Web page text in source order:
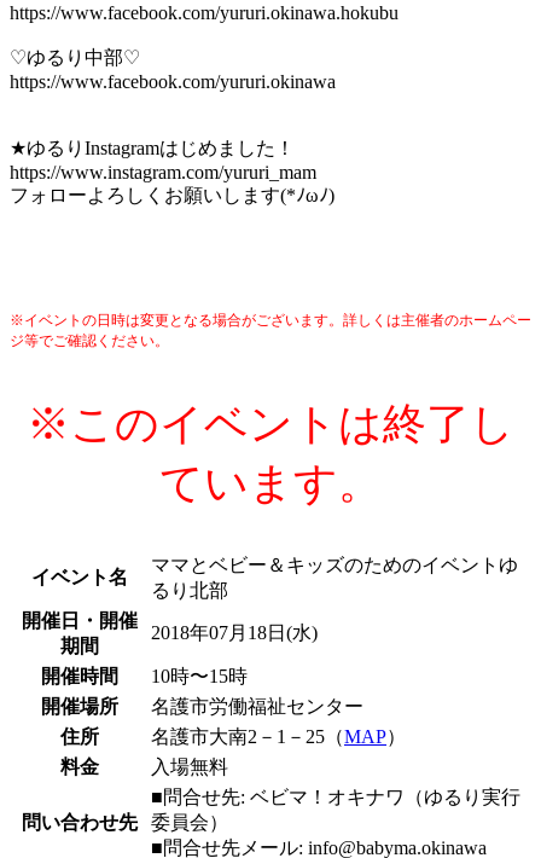
https://www.facebook.com/yururi.okinawa.hokubu
♡ゆるり中部♡
https://www.facebook.com/yururi.okinawa
★ゆるり Instagramはじめました！
https://www.instagram.com/yururi_mam
フォローよろしくお願いします(*ﾉωﾉ)
※イベントの日時は変更となる場合がございます。詳しくは主催者のホームペー
ジ等でご確認ください。
※このイベントは終了し
ています。
イベント名
ママとベビー＆キッズのためのイベントゆ
るり北部
開催日・開催
期間
2018年07月18日(水)
開催時間
10時〜15時
開催場所
名護市労働福祉センター
住所
名護市大南2－1－25（MAP）
料金
入場無料
問い合わせ先
■問合せ先: ベビマ！オキナワ（ゆるり実行
委員会）
■問合せ先メール: info@babyma.okinawa